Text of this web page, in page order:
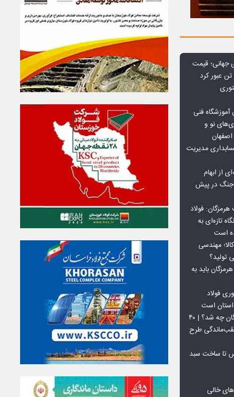
جهانی؛ قیمت
آموزشگاه فنی
نو و
اصفهان
مدیریت
از ابهام
جنگ در پیش
فولاد
تازه‌ای به
است
۱۶۳۰۰ بورس کالا؛ مهندسی
تولید؟
باید به
فولاد
استان است
افق ۱۵ میلیون تنی فولاد سنگان چه شد؟ | ۴۰
طرح
تا ساخت سبد
خالی